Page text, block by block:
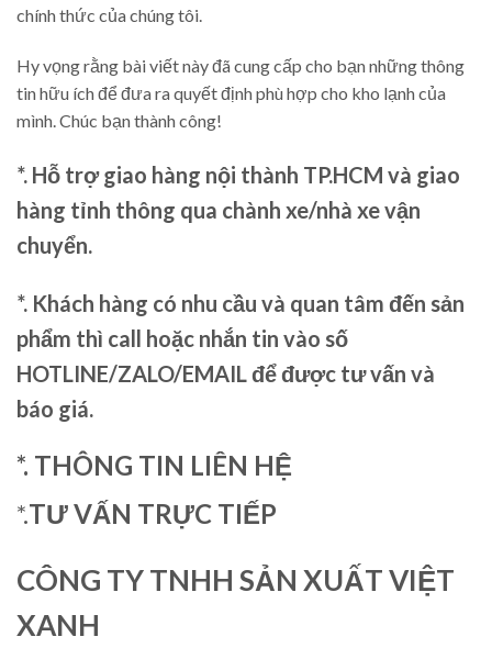
chính thức của chúng tôi.
Hy vọng rằng bài viết này đã cung cấp cho bạn những thông
tin hữu ích để đưa ra quyết định phù hợp cho kho lạnh của
mình. Chúc bạn thành công!
*. Hỗ trợ giao hàng nội thành TP.HCM và giao
hàng tỉnh thông qua chành xe/nhà xe vận
chuyển.
*. Khách hàng có nhu cầu và quan tâm đến sản
phẩm thì call hoặc nhắn tin vào số
HOTLINE/ZALO/EMAIL để được tư vấn và
báo giá.
*. THÔNG TIN LIÊN HỆ
*.TƯ VẤN TRỰC TIẾP
CÔNG TY TNHH SẢN XUẤT VIỆT
XANH